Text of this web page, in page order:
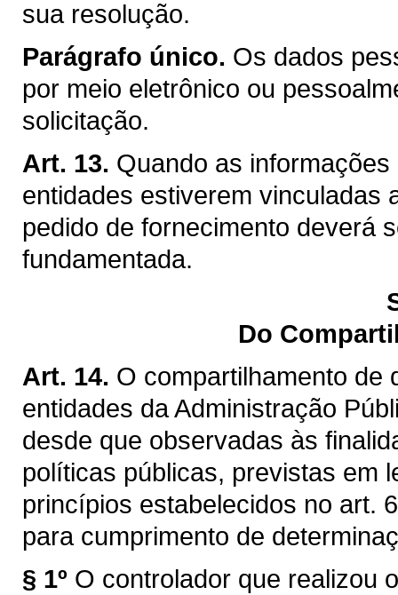
sua resolução.
Parágrafo único. Os dados
por meio eletrônico ou
solicitação.
Art. 13. Quando as
entidades estiverem vinculadas
pedido de fornecimento deverá
fundamentada.
Do
Art. 14. O compartilhamento de
entidades da Administração
desde que observadas às
políticas públicas, previstas em
princípios estabelecidos no art.
para cumprimento de
§ 1º O controlador que realizou